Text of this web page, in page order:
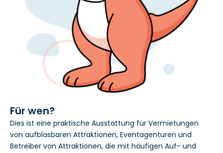
Für wen?
Dies ist eine praktische Ausstattung für Vermietungen
von aufblasbaren Attraktionen, Eventagenturen und
Betreiber von Attraktionen, die mit häufigen Auf- und